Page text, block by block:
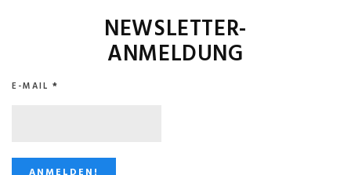
NEWSLETTER-
ANMELDUNG
E-MAIL *